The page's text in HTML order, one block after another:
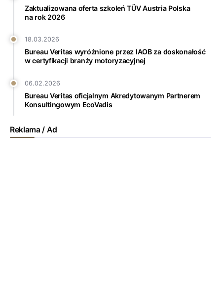
Zaktualizowana oferta szkoleń TÜV Austria Polska
na rok 2026
18.03.2026
Bureau Veritas wyróżnione przez IAOB za doskonałość
w certyfikacji branży motoryzacyjnej
06.02.2026
Bureau Veritas oficjalnym Akredytowanym Partnerem
Konsultingowym EcoVadis
Reklama / Ad